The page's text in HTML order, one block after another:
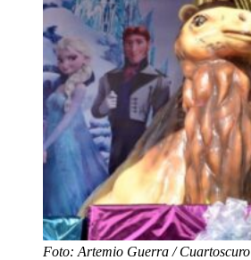
Foto: Artemio Guerra / Cuartoscuro